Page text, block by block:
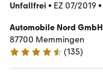
Unfallfrei • EZ 07/2019 •
Automobile Nord GmbH
87700 Memmingen
4.5 Sterne
(135)